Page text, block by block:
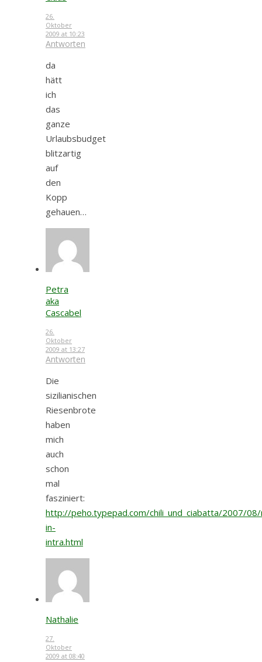
26.
Oktober
2009 at 10:23
Antworten
da
hätt
ich
das
ganze
Urlaubsbudget
blitzartig
auf
den
Kopp
gehauen…
Petra
aka
Cascabel
26.
Oktober
2009 at 13:27
Antworten
Die
sizilianischen
Riesenbrote
haben
mich
auch
schon
mal
fasziniert:
http://peho.typepad.com/chili_und_ciabatta/2007/
in-
intra.html
Nathalie
27.
Oktober
2009 at 08:40